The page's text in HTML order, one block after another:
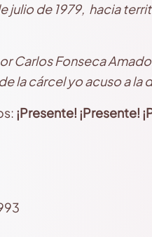
julio de 1979, hacia
Carlos Fonseca
la cárcel yo acuso a la
¡Presente! ¡Presente!